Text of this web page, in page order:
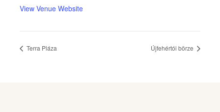
View Venue Website
Terra Pláza Újfehértói börze